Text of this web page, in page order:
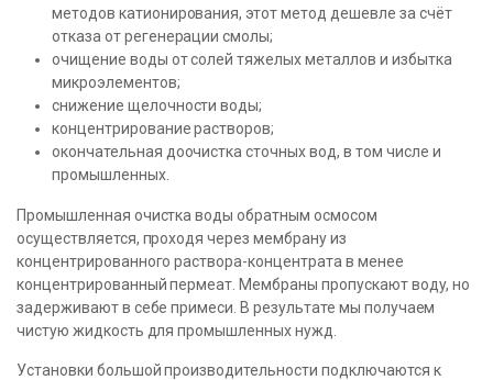
методов катионирования, этот метод дешевле за счёт
отказа от регенерации смолы;
очищение воды от солей тяжелых металлов и избытка
микроэлементов;
снижение щелочности воды;
концентрирование растворов;
окончательная доочистка сточных вод, в том числе и
промышленных.
Промышленная очистка воды обратным осмосом
осуществляется, проходя через мембрану из
концентрированного раствора-концентрата в менее
концентрированный пермеат. Мембраны пропускают воду, но
задерживают в себе примеси. В результате мы получаем
чистую жидкость для промышленных нужд.
Установки большой производительности подключаются к